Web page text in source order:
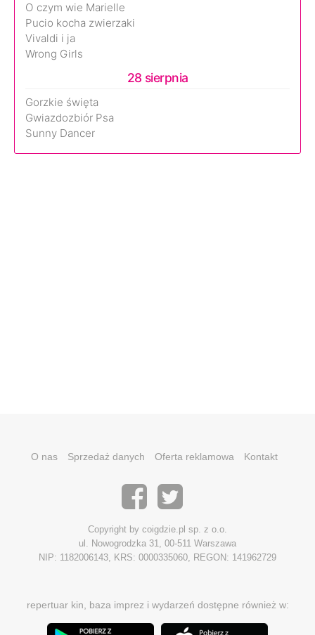
O czym wie Marielle
Pucio kocha zwierzaki
Vivaldi i ja
Wrong Girls
28 sierpnia
Gorzkie święta
Gwiazdozbiór Psa
Sunny Dancer
O nas Sprzedaż danych Oferta reklamowa Kontakt
Copyright by coigdzie.pl sp. z o.o.
ul. Nowogrodzka 31, 00-511 Warszawa
NIP: 1182006143, KRS: 0000335060, REGON: 141962729
repertuar kin, baza imprez i wydarzeń dostępne również w: